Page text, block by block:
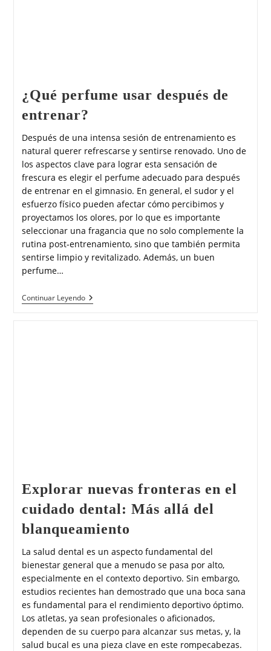
¿Qué perfume usar después de
entrenar?
Después de una intensa sesión de entrenamiento es
natural querer refrescarse y sentirse renovado. Uno de
los aspectos clave para lograr esta sensación de
frescura es elegir el perfume adecuado para después
de entrenar en el gimnasio. En general, el sudor y el
esfuerzo físico pueden afectar cómo percibimos y
proyectamos los olores, por lo que es importante
seleccionar una fragancia que no solo complemente la
rutina post-entrenamiento, sino que también permita
sentirse limpio y revitalizado. Además, un buen
perfume…
Continuar Leyendo
Explorar nuevas fronteras en el
cuidado dental: Más allá del
blanqueamiento
La salud dental es un aspecto fundamental del
bienestar general que a menudo se pasa por alto,
especialmente en el contexto deportivo. Sin embargo,
estudios recientes han demostrado que una boca sana
es fundamental para el rendimiento deportivo óptimo.
Los atletas, ya sean profesionales o aficionados,
dependen de su cuerpo para alcanzar sus metas, y, la
salud bucal es una pieza clave en este rompecabezas.